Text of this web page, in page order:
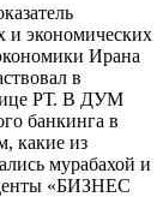
и экономических
Ирана
в
РТ. В ДУМ
банкинга в
какие из
мурабахой и
«БИЗНЕС